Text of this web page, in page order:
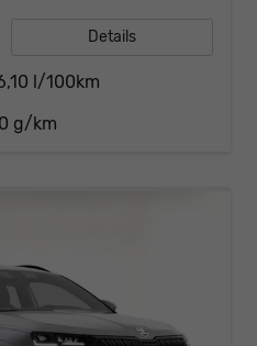
Details
l/100km
g/km